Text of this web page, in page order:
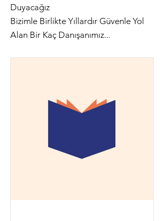
Duyacağız
Bizimle Birlikte Yıllardır Güvenle Yol
Alan Bir Kaç Danışanımız...